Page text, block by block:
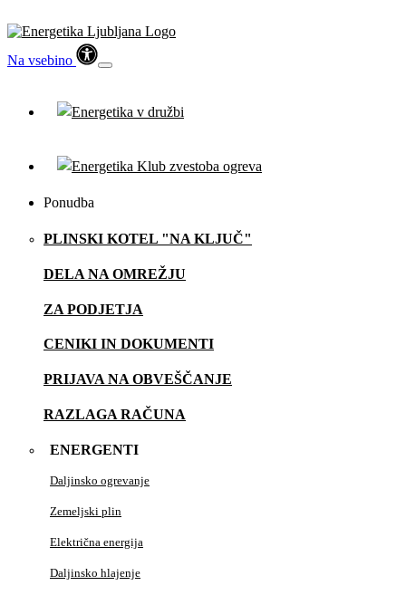
Na vsebino
Ponudba
PLINSKI KOTEL "NA KLJUČ"
DELA NA OMREŽJU
ZA PODJETJA
CENIKI IN DOKUMENTI
PRIJAVA NA OBVEŠČANJE
RAZLAGA RAČUNA
ENERGENTI
Daljinsko ogrevanje
Zemeljski plin
Električna energija
Daljinsko hlajenje